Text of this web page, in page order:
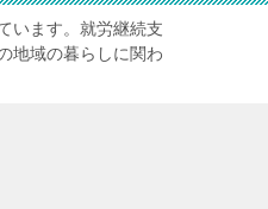
います。就労継続支
地域の暮らしに関わ